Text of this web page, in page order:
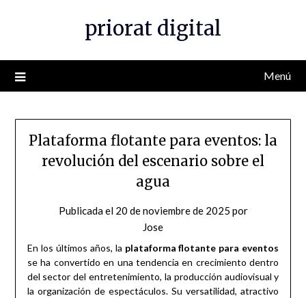
priorat digital
Menú
Plataforma flotante para eventos: la
revolución del escenario sobre el
agua
Publicada el 20 de noviembre de 2025 por
Jose
En los últimos años, la plataforma flotante para eventos
se ha convertido en una tendencia en crecimiento dentro
del sector del entretenimiento, la producción audiovisual y
la organización de espectáculos. Su versatilidad, atractivo